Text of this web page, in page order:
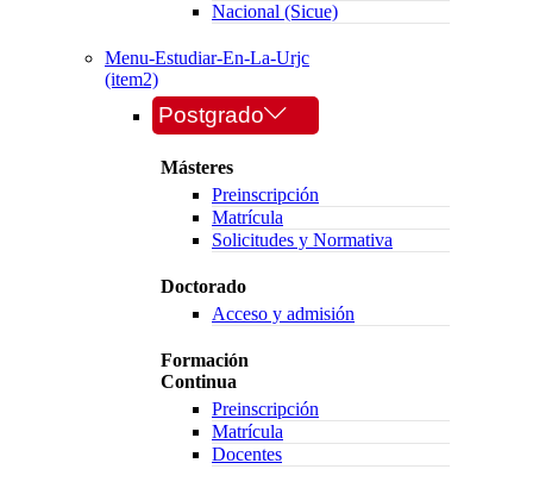
Nacional (Sicue)
Menu-Estudiar-En-La-Urjc
(item2)
Postgrado
Másteres
Preinscripción
Matrícula
Solicitudes y Normativa
Doctorado
Acceso y admisión
Formación
Continua
Preinscripción
Matrícula
Docentes